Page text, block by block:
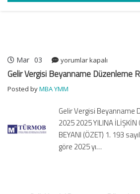
Mar 03
Gelir
Vergisi
Beyanname
Düzenleme
–
2025
için
yorumlar kapalı
Gelir Vergisi Beyanname Düzenleme
Posted byMBA YMM
Gelir Vergisi Beyanname
2025 2025 YILINA İLİŞKİN
BEYANI (ÖZET) 1. 193
göre 2025 yı…